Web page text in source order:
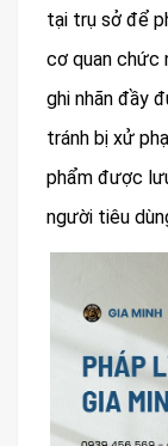
tại trụ sở để
cơ quan chức
ghi nhãn đầy
tránh bị xử
phẩm được
người tiêu